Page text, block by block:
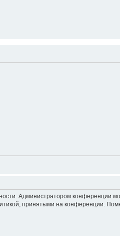
Администратором конференции
принятыми на конференции.